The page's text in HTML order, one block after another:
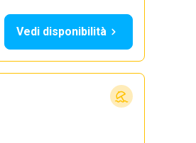
Vedi disponibilità